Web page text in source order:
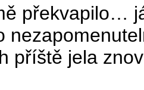
překvapilo…
příště jela